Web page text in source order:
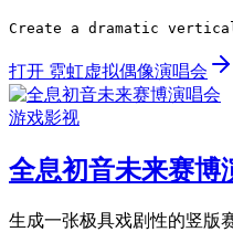
Create a dramatic
打开 霓虹虚拟偶像演唱会
游戏影视
全息初音未来赛博
生成一张极具戏剧性的竖版